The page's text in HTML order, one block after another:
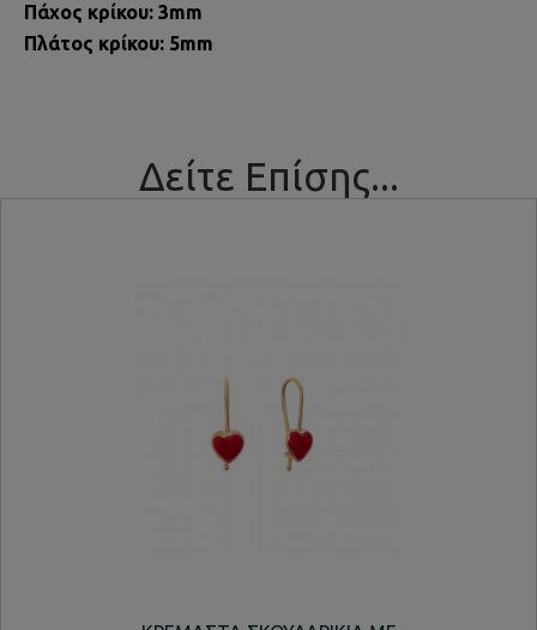
Πάχος κρίκου: 3mm
Πλάτος κρίκου: 5mm
Δείτε Επίσης...